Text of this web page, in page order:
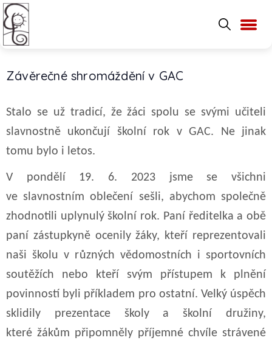
Závěrečné shromáždění v GAC
Stalo se už tradicí, že žáci spolu se svými učiteli
slavnostně ukončují školní rok v GAC. Ne jinak
tomu bylo i letos.
V pondělí 19. 6. 2023 jsme se všichni
ve slavnostním oblečení sešli, abychom společně
zhodnotili uplynulý školní rok. Paní ředitelka a obě
paní zástupkyně ocenily žáky, kteří reprezentovali
naši školu v různých vědomostních i sportovních
soutěžích nebo kteří svým přístupem k plnění
povinností byli příkladem pro ostatní. Velký úspěch
sklidily prezentace školy a školní družiny,
které žákům připomněly příjemné chvíle strávené